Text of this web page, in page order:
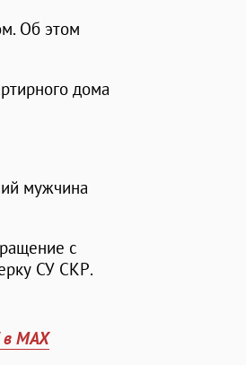
Об этом
дома
мужчина
с
СУ СКР.
MAX